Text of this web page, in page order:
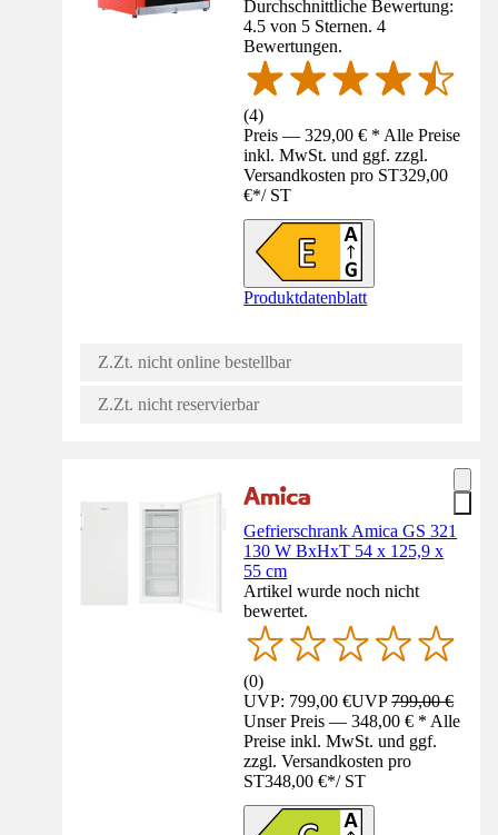
Durchschnittliche Bewertung:
4.5 von 5 Sternen. 4
Bewertungen.
(4)
Preis — 329,00 € * Alle Preise
inkl. MwSt. und ggf. zzgl.
Versandkosten pro ST329,00
€*/ ST
Produktdatenblatt
Z.Zt. nicht online bestellbar
Z.Zt. nicht reservierbar
Gefrierschrank Amica GS 321
130 W BxHxT 54 x 125,9 x
55 cm
Artikel wurde noch nicht
bewertet.
(0)
UVP: 799,00 €UVP799,00 €
Unser Preis — 348,00 € * Alle
Preise inkl. MwSt. und ggf.
zzgl. Versandkosten pro
ST348,00 €*/ ST